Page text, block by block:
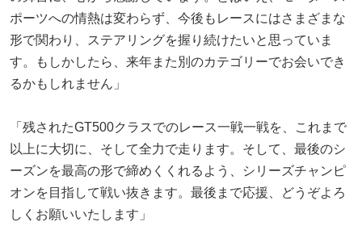
ポーツへの情熱は変わらず、今後もレースにはさまざまな
形で関わり、ステアリングを握り続けたいと思っていま
す。もしかしたら、来年また別のカテゴリーでお会いでき
るかもしれません」
「残されたGT500クラスでのレース一戦一戦を、これまで
以上に大切に、そして全力で走ります。そして、最後のシ
ーズンを最高の形で締めくくれるよう、シリーズチャンピ
オンを目指して戦い抜きます。最後まで応援、どうぞよろ
しくお願いいたします」